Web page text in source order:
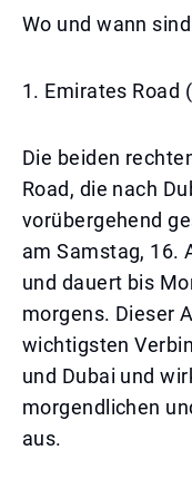
Wo und wann
1. Emirates Road
Die beiden
Road, die nach
vorübergehend
am Samstag, 16.
und dauert bis
morgens. Dieser
wichtigsten
und Dubai und
morgendlichen
aus.